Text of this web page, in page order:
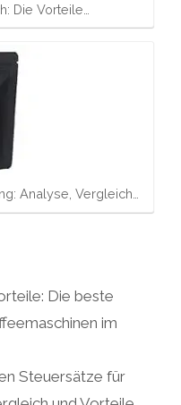
Die Vorteile…
Analyse, Vergleich…
Die beste
im
Steuersätze für